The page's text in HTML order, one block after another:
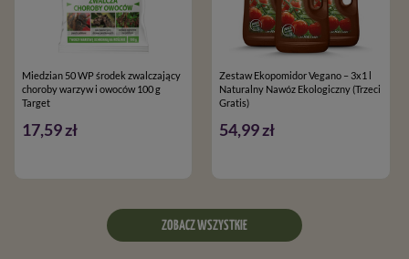
Miedzian 50 WP środek zwalczający
choroby warzyw i owoców 100 g
Target
17,59 zł
Zestaw Ekopomidor Vegano – 3x1 l
Naturalny Nawóz Ekologiczny (Trzeci
Gratis)
54,99 zł
ZOBACZ WSZYSTKIE